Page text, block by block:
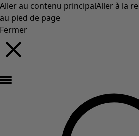
Aller au contenu principalAller à la
au pied de page
Fermer